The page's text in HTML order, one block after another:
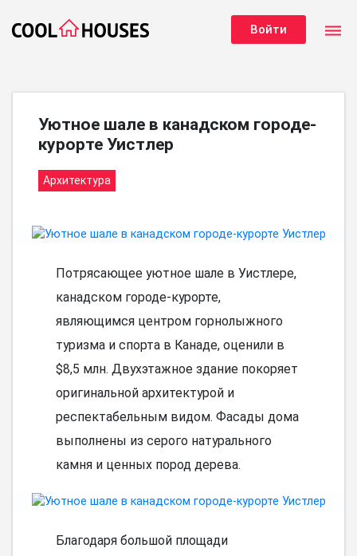
Войти dehaze
Уютное шале в канадском городе-
курорте Уистлер
Архитектура
Потрясающее уютное шале в Уистлере,
канадском городе-курорте,
являющимся центром горнолыжного
туризма и спорта в Канаде, оценили в
$8,5 млн. Двухэтажное здание покоряет
оригинальной архитектурой и
респектабельным видом. Фасады дома
выполнены из серого натурального
камня и ценных пород дерева.
Благодаря большой площади